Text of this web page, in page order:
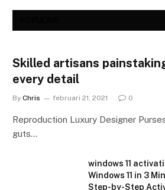
Skilled artisans
every detail
By Chris februari 21, 2021 0
Reproduction Luxury Designer
guts…
windows 11
Windows 11 in 3
Step-by-Step